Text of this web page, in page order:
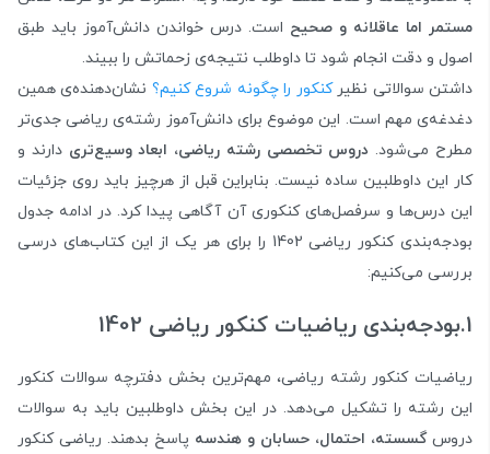
مستمر اما عاقلانه و صحیح است. درس خواندن دانش‌آموز باید طبق
اصول و دقت انجام شود تا داوطلب نتیجه‌ی زحماتش را ببیند.
داشتن سوالاتی نظیرکنکور را چگونه شروع کنیم؟ نشان‌‌دهنده‌ی همین
دغدغه‌ی مهم است. این موضوع برای دانش‌آموز رشته‌ی ریاضی جدی‌تر
مطرح می‌شود. دروس تخصصی رشته ریاضی، ابعاد وسیع‌تری دارند و
کار این داوطلبین ساده نیست. بنابراین قبل از هرچیز باید روی جزئیات
این درس‌ها و سرفصل‌های کنکوری آن آگاهی پیدا کرد. در ادامه جدول
بودجه‌بندی کنکور ریاضی 1402 را برای هر یک از این کتاب‌های درسی
بررسی می‌کنیم:
1.بودجه‌بندی ریاضیات کنکور ریاضی 1402
ریاضیات کنکور رشته ریاضی، مهم‌ترین بخش دفترچه سوالات کنکور
این رشته را تشکیل می‌دهد. در این بخش داوطلبین باید به سوالات
دروسگسسته، احتمال، حسابان و هندسه پاسخ بدهند. ریاضی کنکور